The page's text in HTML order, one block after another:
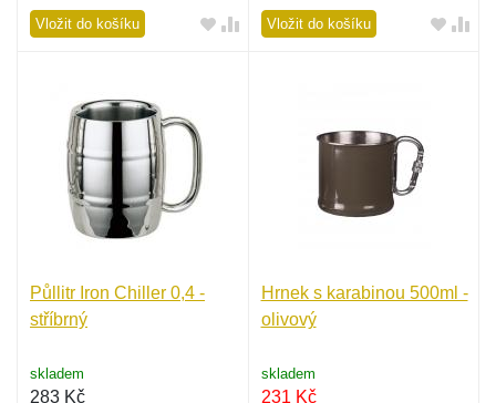
Vložit do košíku Vložit do košíku
Půllitr Iron Chiller 0,4 -
stříbrný
skladem
283 Kč
Hrnek s karabinou 500ml -
olivový
skladem
231 Kč